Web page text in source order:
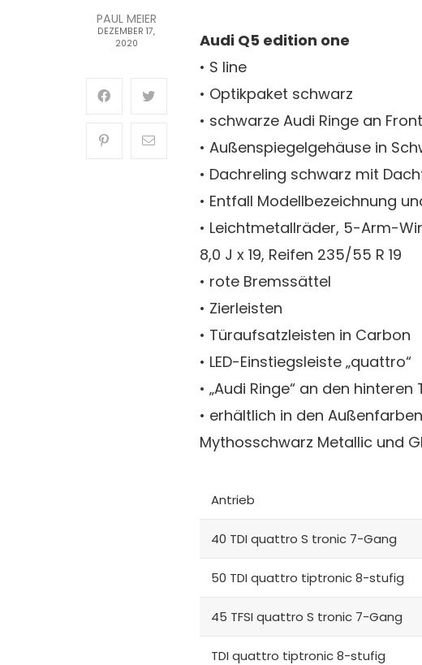
PAUL MEIER
DEZEMBER 17,
2020
Audi Q5 edition one
• S line
• Optikpaket schwarz
• schwarze Audi Ringe an
• Außenspiegelgehäuse in
• Dachreling schwarz mit
• Entfall Modellbezeichnung
• Leichtmetallräder, 5-Arm-
8,0 J x 19, Reifen 235/55 R 19
• rote Bremssättel
• Zierleisten
• Türaufsatzleisten in Carbon
• LED-Einstiegsleiste „quattro“
• „Audi Ringe“ an den hinteren
• erhältlich in den
Mythosschwarz Metallic und
Antrieb
40 TDI quattro S tronic 7-Gang
50 TDI quattro tiptronic 8-stufig
45 TFSI quattro S tronic 7-Gang
TDI quattro tiptronic 8-stufig